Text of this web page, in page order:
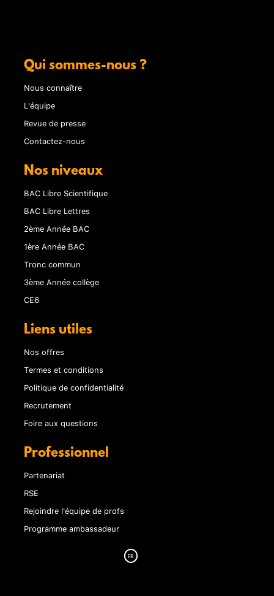
Qui sommes-nous ?
Nous connaître
L'équipe
Revue de presse
Contactez-nous
Nos niveaux
BAC Libre Scientifique
BAC Libre Lettres
2ème Année BAC
1ère Année BAC
Tronc commun
3ème Année collège
CE6
Liens utiles
Nos offres
Termes et conditions
Politique de confidentialité
Recrutement
Foire aux questions
Professionnel
Partenariat
RSE
Rejoindre l'équipe de profs
Programme ambassadeur